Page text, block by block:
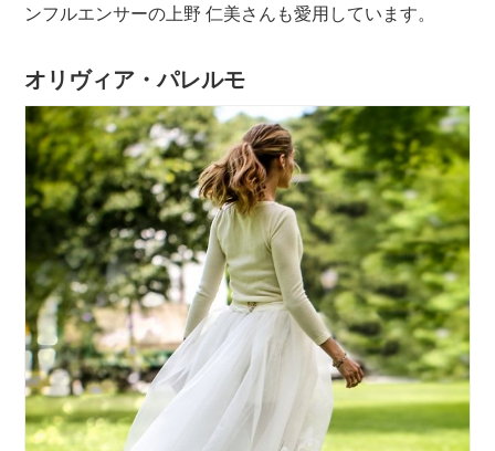
ンフルエンサーの上野 仁美さんも愛用しています。
オリヴィア・パレルモ